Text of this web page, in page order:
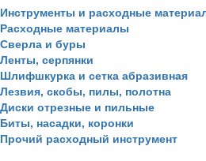
Инструменты и расходные
Расходные материалы
Сверла и буры
Ленты, серпянки
Шлифшкурка и сетка абразивная
Лезвия, скобы, пилы, полотна
Диски отрезные и пильные
Биты, насадки, коронки
Прочий расходный инструмент